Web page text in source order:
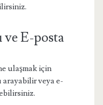
ve E-posta
ulaşmak için
arayabilir veya e-